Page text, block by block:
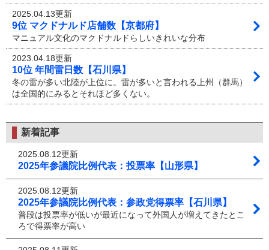
2025.04.13更新
9位 マクドナルド店舗数【京都府】
マニュアル文化のマクドナルドらしいきれいな分布
2023.04.18更新
10位 年間雷日数【石川県】
冬の雷が多い北陸が上位に。雷が多いと言われる上州（群馬）
は全国的にみるとそれほど多くない。
新着記事
2025.08.12更新
2025年参議院比例代表：投票率【山形県】
2025.08.12更新
2025年参議院比例代表：参政党得票率【石川県】
普段は投票率が低いが最近になって外国人が増えてきたとこ
ろで得票率が高い